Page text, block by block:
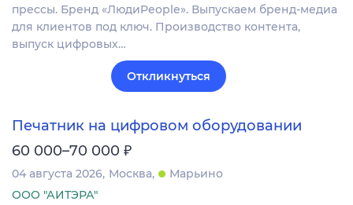
прессы. Бренд «ЛюдиPeople». Выпускаем бренд-медиа
для клиентов под ключ. Производство контента,
выпуск цифровых…
Откликнуться
Печатник на цифровом оборудовании
60 000–70 000 ₽
04 августа 2026 Москва
Марьино
ООО "АИТЭРА"